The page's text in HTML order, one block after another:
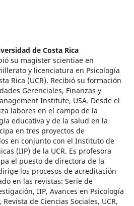
de Costa Rica
su magister scientiae en
y licenciatura en Psicología
Rica (UCR). Recibió su formación
Gerenciales, Finanzas y
Institute, USA. Desde el
labores en el campo de la
educativa y de la salud en la
en tres proyectos de
en conjunto con el Instituto de
(IIP) de la UCR. Es profesora
el puesto de directora de la
los procesos de acreditación
en las revistas: Serie de
IIP, Avances en Psicología
de Ciencias Sociales, UCR,